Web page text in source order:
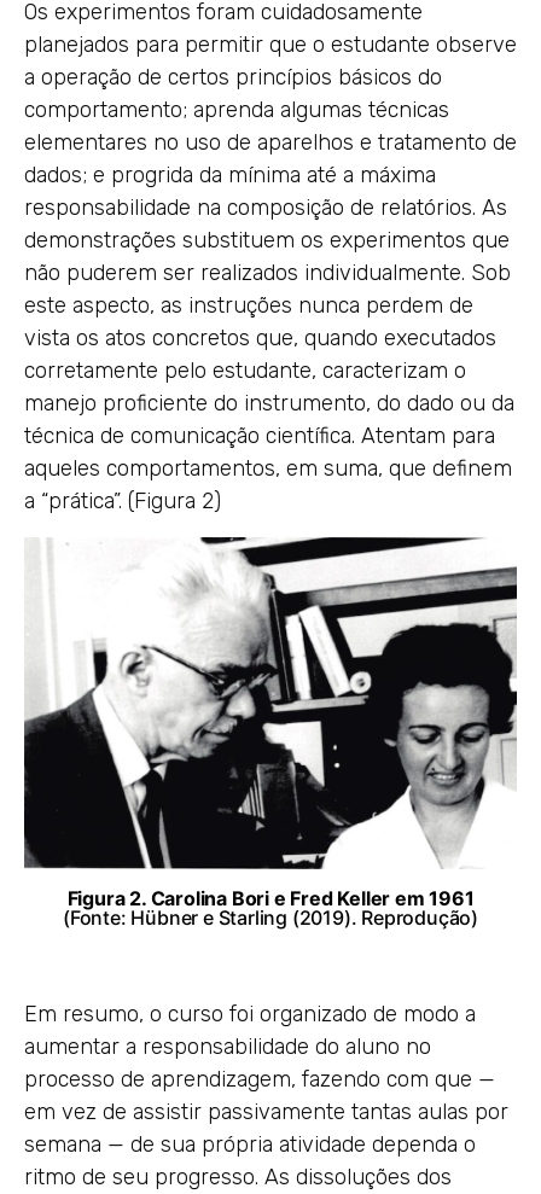
Os experimentos foram cuidadosamente
planejados para permitir que o estudante observe
a operação de certos princípios básicos do
comportamento; aprenda algumas técnicas
elementares no uso de aparelhos e tratamento de
dados; e progrida da mínima até a máxima
responsabilidade na composição de relatórios. As
demonstrações substituem os experimentos que
não puderem ser realizados individualmente. Sob
este aspecto, as instruções nunca perdem de
vista os atos concretos que, quando executados
corretamente pelo estudante, caracterizam o
manejo proficiente do instrumento, do dado ou da
técnica de comunicação científica. Atentam para
aqueles comportamentos, em suma, que definem
a “prática”. (Figura 2)
Figura 2. Carolina Bori e Fred Keller em 1961
(Fonte: Hübner e Starling (2019). Reprodução)
Em resumo, o curso foi organizado de modo a
aumentar a responsabilidade do aluno no
processo de aprendizagem, fazendo com que —
em vez de assistir passivamente tantas aulas por
semana — de sua própria atividade dependa o
ritmo de seu progresso. As dissoluções dos